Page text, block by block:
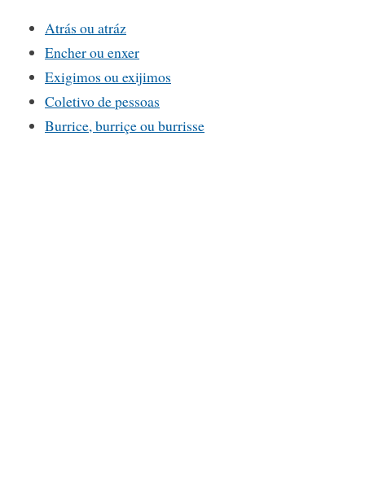
Atrás ou atráz
Encher ou enxer
Exigimos ou exijimos
Coletivo de pessoas
Burrice, burriçe ou burrisse